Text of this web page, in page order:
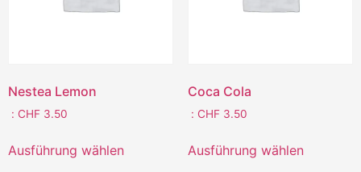
Nestea Lemon
: CHF 3.50
Ausführung wählen
Coca Cola
: CHF3.50
Ausführung wählen